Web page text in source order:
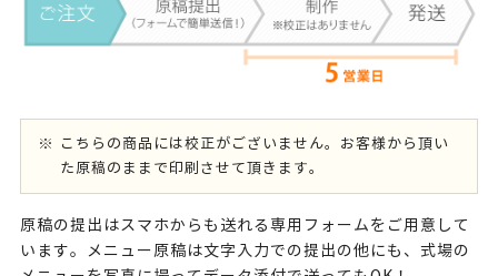
こちらの商品には校正がございません。お客様から頂い
た原稿のままで印刷させて頂きます。
原稿の提出はスマホからも送れる専用フォームをご用意して
います。メニュー原稿は文字入力での提出の他にも、式場の